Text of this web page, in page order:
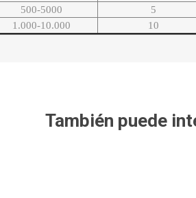
500-5000
5
1.000-10.000
10
También puede